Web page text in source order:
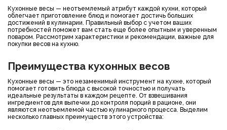
Кухонные весы — неотъемлемый атрибут каждой кухни, который
облегчает приготовление блюд и помогает достичь больших
достижений в кулинарии. Правильный выбор с учетом ваших
потребностей поможет вам стать еще более опытным и уверенным
поваром. Рассмотрим характеристики и рекомендации, важные для
покупки весов на кухню.
Преимущества кухонных весов
Кухонные весы — это незаменимый инструмент на кухне, который
помогает готовить блюда с высокой точностью и получать
идеальные результаты в каждом рецепте. От взвешивания
ингредиентов для выпечки до контроля порций в рационе, они
являются неотъемлемой частью кулинарного процесса. Выделим
несколько главных преимуществ этого устройства: